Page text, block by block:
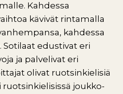
Kahdessa
kävivät rintamalla
kahdessa
Sotilaat edustivat eri
ja palvelivat eri
olivat ruotsinkielisiä
ruotsinkielisissä joukko-